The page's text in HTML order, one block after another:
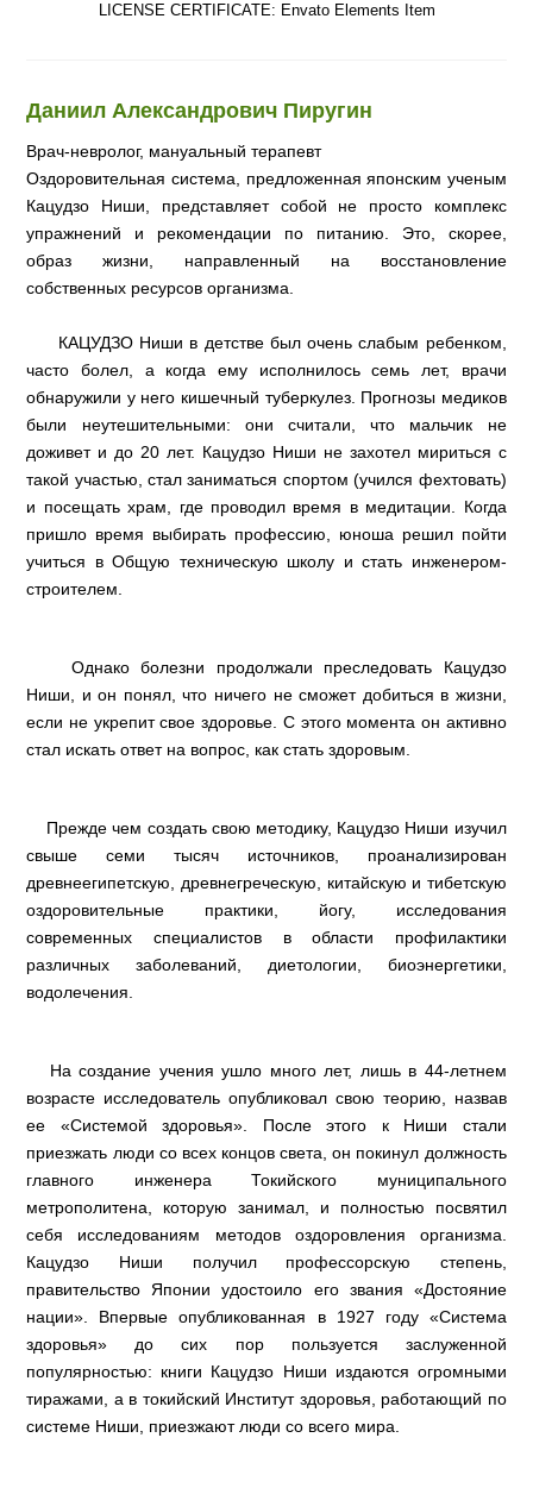
LICENSE CERTIFICATE: Envato Elements Item
Даниил Александрович Пиругин
Врач-невролог, мануальный терапевт
Оздоровительная система, предложенная японским ученым
Кацудзо Ниши, представляет собой не просто комплекс
упражнений и рекомендации по питанию. Это, скорее,
образ жизни, направленный на восстановление
собственных ресурсов организма.
КАЦУДЗО Ниши в детстве был очень слабым ребенком,
часто болел, а когда ему исполнилось семь лет, врачи
обнаружили у него кишечный туберкулез. Прогнозы медиков
были неутешительными: они считали, что мальчик не
доживет и до 20 лет. Кацудзо Ниши не захотел мириться с
такой участью, стал заниматься спортом (учился фехтовать)
и посещать храм, где проводил время в медитации. Когда
пришло время выбирать профессию, юноша решил пойти
учиться в Общую техническую школу и стать инженером-
строителем.
Однако болезни продолжали преследовать Кацудзо
Ниши, и он понял, что ничего не сможет добиться в жизни,
если не укрепит свое здоровье. С этого момента он активно
стал искать ответ на вопрос, как стать здоровым.
Прежде чем создать свою методику, Кацудзо Ниши изучил
свыше семи тысяч источников, проанализирован
древнеегипетскую, древнегреческую, китайскую и тибетскую
оздоровительные практики, йогу, исследования
современных специалистов в области профилактики
различных заболеваний, диетологии, биоэнергетики,
водолечения.
На создание учения ушло много лет, лишь в 44-летнем
возрасте исследователь опубликовал свою теорию, назвав
ее «Системой здоровья». После этого к Ниши стали
приезжать люди со всех концов света, он покинул должность
главного инженера Токийского муниципального
метрополитена, которую занимал, и полностью посвятил
себя исследованиям методов оздоровления организма.
Кацудзо Ниши получил профессорскую степень,
правительство Японии удостоило его звания «Достояние
нации». Впервые опубликованная в 1927 году «Система
здоровья» до сих пор пользуется заслуженной
популярностью: книги Кацудзо Ниши издаются огромными
тиражами, а в токийский Институт здоровья, работающий по
системе Ниши, приезжают люди со всего мира.